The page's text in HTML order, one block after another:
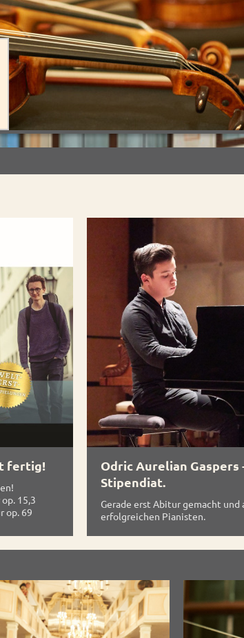
fertig!
15,3
op. 69
Odric Aurelian Gaspers
Stipendiat.
Gerade erst Abitur gemacht und
erfolgreichen Pianisten.